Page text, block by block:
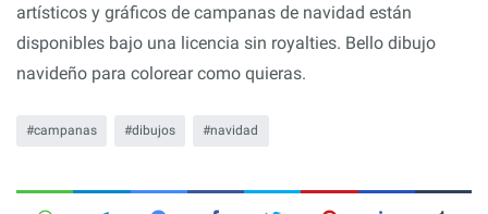
artísticos y gráficos de campanas de navidad están
disponibles bajo una licencia sin royalties. Bello dibujo
navideño para colorear como quieras.
campanas dibujos navidad